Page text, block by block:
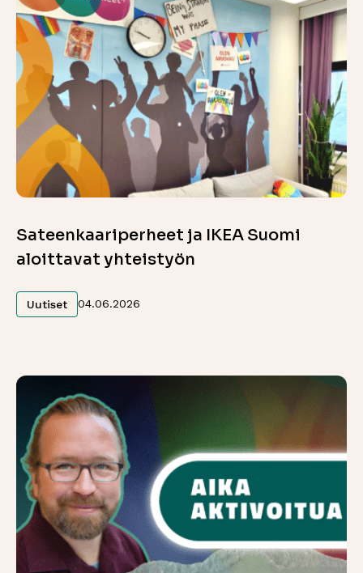
Sateenkaariperheet ja IKEA Suomi
aloittavat yhteistyön
Uutiset 04.06.2026